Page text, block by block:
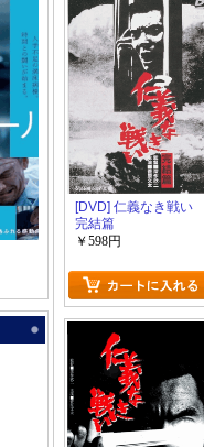
[DVD] 仁義なき戦い
完結篇
￥598円